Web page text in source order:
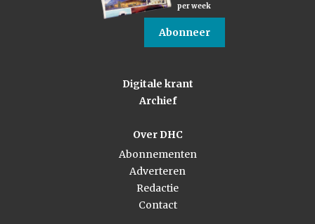
per week
Abonneer
Digitale krant
Archief
Over DHC
Abonnementen
Adverteren
Redactie
Contact